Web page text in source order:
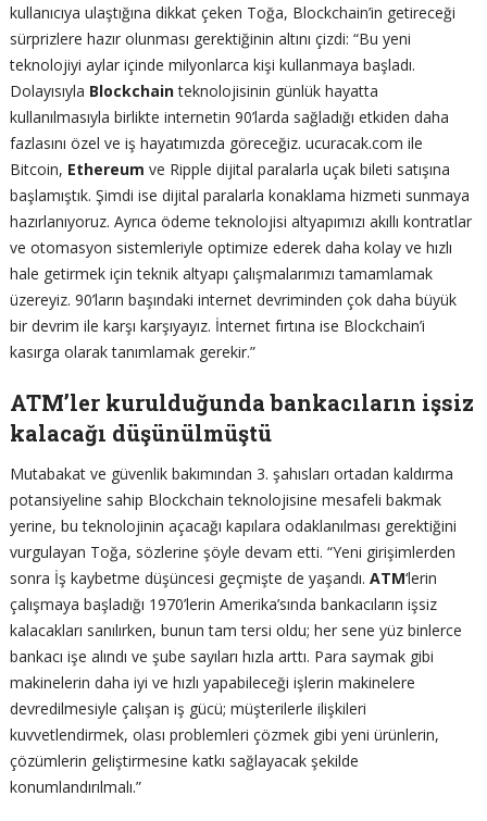
kullanıcıya ulaştığına dikkat çeken Toğa, Blockchain’in getireceği
sürprizlere hazır olunması gerektiğinin altını çizdi: “Bu yeni
teknolojiyi aylar içinde milyonlarca kişi kullanmaya başladı.
Dolayısıyla Blockchainteknolojisinin günlük hayatta
kullanılmasıyla birlikte internetin 90’larda sağladığı etkiden daha
fazlasını özel ve iş hayatımızda göreceğiz. ucuracak.com ile
Bitcoin, Ethereum ve Ripple dijital paralarla uçak bileti satışına
başlamıştık. Şimdi ise dijital paralarla konaklama hizmeti sunmaya
hazırlanıyoruz. Ayrıca ödeme teknolojisi altyapımızı akıllı kontratlar
ve otomasyon sistemleriyle optimize ederek daha kolay ve hızlı
hale getirmek için teknik altyapı çalışmalarımızı tamamlamak
üzereyiz. 90’ların başındaki internet devriminden çok daha büyük
bir devrim ile karşı karşıyayız. İnternet fırtına ise Blockchain’i
kasırga olarak tanımlamak gerekir.”
ATM’ler kurulduğunda bankacıların işsiz
kalacağı düşünülmüştü
Mutabakat ve güvenlik bakımından 3. şahısları ortadan kaldırma
potansiyeline sahip Blockchain teknolojisine mesafeli bakmak
yerine, bu teknolojinin açacağı kapılara odaklanılması gerektiğini
vurgulayan Toğa, sözlerine şöyle devam etti. “Yeni girişimlerden
sonra İş kaybetme düşüncesi geçmişte de yaşandı. ATM‘lerin
çalışmaya başladığı 1970’lerin Amerika’sında bankacıların işsiz
kalacakları sanılırken, bunun tam tersi oldu; her sene yüz binlerce
bankacı işe alındı ve şube sayıları hızla arttı. Para saymak gibi
makinelerin daha iyi ve hızlı yapabileceği işlerin makinelere
devredilmesiyle çalışan iş gücü; müşterilerle ilişkileri
kuvvetlendirmek, olası problemleri çözmek gibi yeni ürünlerin,
çözümlerin geliştirmesine katkı sağlayacak şekilde
konumlandırılmalı.”